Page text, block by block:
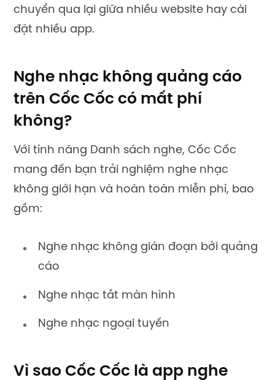
chuyển qua lại giữa nhiều website hay cài
đặt nhiều app.
Nghe nhạc không quảng cáo
trên Cốc Cốc có mất phí
không?
Với tính năng Danh sách nghe, Cốc Cốc
mang đến bạn trải nghiệm nghe nhạc
không giới hạn và hoàn toàn miễn phí, bao
gồm:
Nghe nhạc không gián đoạn bởi quảng
cáo
Nghe nhạc tắt màn hình
Nghe nhạc ngoại tuyến
Vì sao Cốc Cốc là app nghe